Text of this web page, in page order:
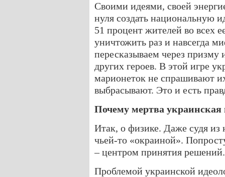
Своими идеями, своей
нуля создать национальную
51 процент жителей во всех
уничтожить раз и
пересказываем через призму
других героев. В этой игре
марионеток не спрашивают
выбрасывают. Это и есть
Почему мертва украинская
Итак, о физике. Даже судя из
чьей-то «окраиной».
– центром принятия
Проблемой украинской